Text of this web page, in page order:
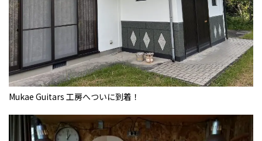
Mukae Guitars 工房へついに到着！